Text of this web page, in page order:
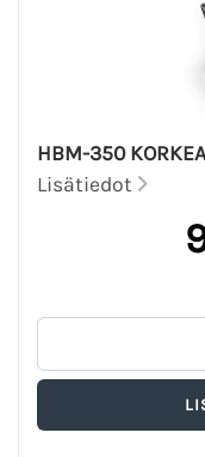
HBM-350
Lisätiedot